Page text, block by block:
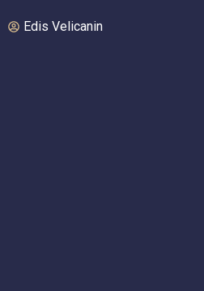
Edis Velicanin